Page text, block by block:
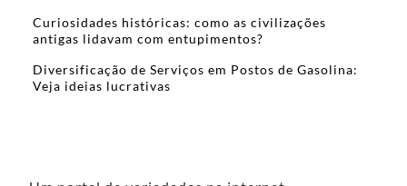
Curiosidades históricas: como as civilizações
antigas lidavam com entupimentos?
Diversificação de Serviços em Postos de Gasolina:
Veja ideias lucrativas